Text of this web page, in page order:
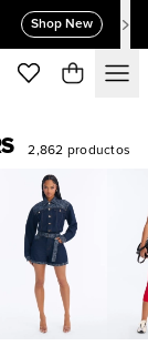
Shop New
2,862 productos